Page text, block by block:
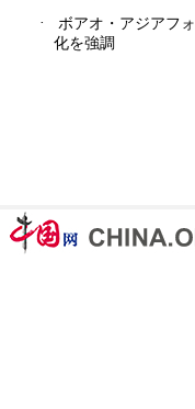
·
ボアオ・アジアフ
化を強調